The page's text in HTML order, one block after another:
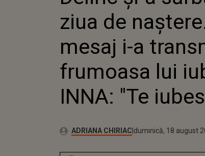
ziua de
mesaj i-a
frumoasa lui
INNA: "Te
Autor:ADRIANA CHIRIACPublicat:
vineri, 18 august 2023
Actualizat:
duminică, 18 august